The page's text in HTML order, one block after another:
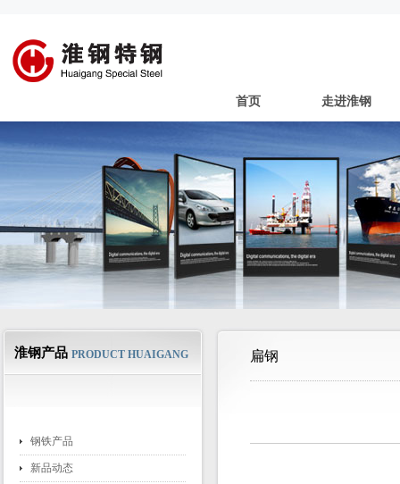
首页 走进淮钢
淮钢产品 PRODUCT HUAIGANG
钢铁产品
新品动态
扁钢